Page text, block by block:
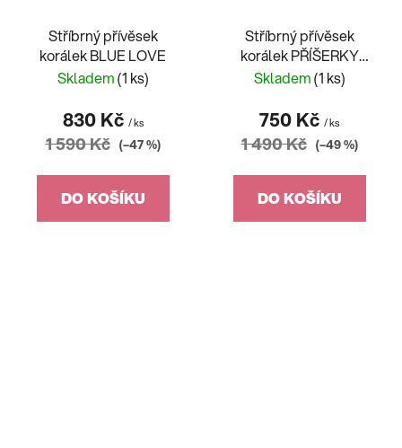
Stříbrný přívěsek
korálek BLUE LOVE
Skladem(1 ks)
830 Kč / ks
1 590 Kč (–47 %)
DO KOŠÍKU
Stříbrný přívěsek
korálek PŘÍŠERKY
S.R.O.
Skladem(1 ks)
750 Kč / ks
1 490 Kč (–49 %)
DO KOŠÍKU